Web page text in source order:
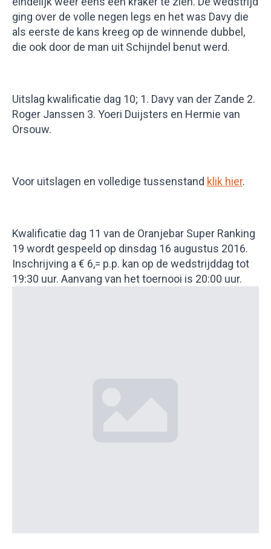
ging over de volle negen legs en het was Davy die
als eerste de kans kreeg op de winnende dubbel,
die ook door de man uit Schijndel benut werd.
Uitslag kwalificatie dag 10; 1. Davy van der Zande 2.
Roger Janssen 3. Yoeri Duijsters en Hermie van
Orsouw.
Voor uitslagen en volledige tussenstand klik hier.
Kwalificatie dag 11 van de Oranjebar Super Ranking
19 wordt gespeeld op dinsdag 16 augustus 2016.
Inschrijving a € 6,= p.p. kan op de wedstrijddag tot
19:30 uur. Aanvang van het toernooi is 20:00 uur.